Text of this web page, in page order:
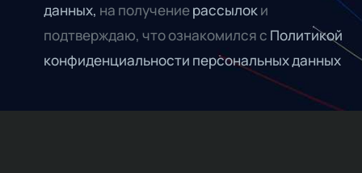
данных, на получениерассылоки
подтверждаю, что ознакомился с Политикой
конфиденциальности персональных данных